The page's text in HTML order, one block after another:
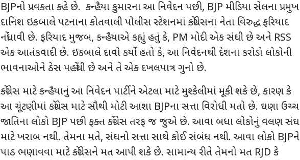
BJPનો પ્રવક્તા કહે છે. કન્હૈયા કુમારના આ નિવેદન પછી, BJP મીડિયા સેલના પ્રમુખ
દાનિશ ઇકબાલે પટનાના કોતવાલી પોલીસ સ્ટેશનમાં કોંગ્રેસના નેતા વિરુદ્ધ ફરિયાદ
નોંધાવી છે. ફરિયાદ મુજબ, કન્હૈયાએ કહ્યું હતું કે, PM મોદી એક સંઘી છે અને RSS
એક આતંકવાદી છે. ઇકબાલે દાવો કર્યો હતો કે, આ નિવેદનથી દેશના કરોડો લોકોની
ભાવનાઓને ઠેસ પહોંચી છે અને તે એક દખલપાત્ર ગુનો છે.
કોંગ્રેસ માટે કન્હૈયાનું આ નિવેદન પાર્ટીને એટલા માટે મુશ્કેલીમાં મૂકી શકે છે, કારણ કે
આ ચૂંટણીમાં કોંગ્રેસ માટે સૌથી મોટી આશા BJPના સત્તા વિરોધી મતો છે. ઘણા ઉચ્ચ
જાતિના લોકો BJP પછી ફક્ત કોંગ્રેસ તરફ જ જુએ છે. આવા બધા લોકોનું વલણ સંઘ
માટે ખરાબ નથી. તેમના મતે, સંઘનો સત્તા સાથે કોઈ સંબંધ નથી. આવા લોકો BJPને
પાઠ ભણાવવા માટે કોંગ્રેસને મત આપી શકે છે. સામાન્ય રીતે તેમનો મત RJD કે